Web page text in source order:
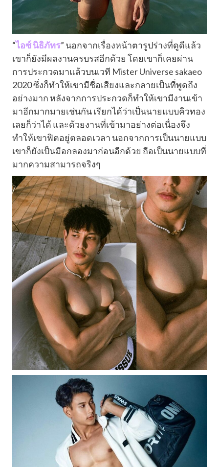
“ไอซ์ นิธิภัทร” นอกจากเรื่องหน้าตารูปร่างที่ดูดีแล้ว
เขาก็ยังมีผลงานครบรสอีกด้วย โดยเขาก็เคยผ่าน
การประกวดมาแล้วบนเวที Mister Universe sakaeo
2020 ซึ่งก็ทำให้เขามีชื่อเสียงและกลายเป็นที่พูดถึง
อย่างมาก หลังจากการประกวดก็ทำให้เขามีงานเข้า
มาอีกมากมายเช่นกัน เรียกได้ว่าเป็นนายแบบคิวทอง
เลยก็ว่าได้ และด้วยงานที่เข้ามาอย่างต่อเนื่องจึง
ทำให้เขาฟิตอยู่ตลอดเวลา นอกจากการเป็นนายแบบ
เขาก็ยังเป็นมือกลองมาก่อนอีกด้วย ถือเป็นนายแบบที่
มากความสามารถจริงๆ